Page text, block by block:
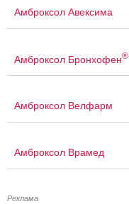
Амброксол Авексима
Амброксол Бронхофен®
Амброксол Велфарм
Амброксол Врамед
Реклама